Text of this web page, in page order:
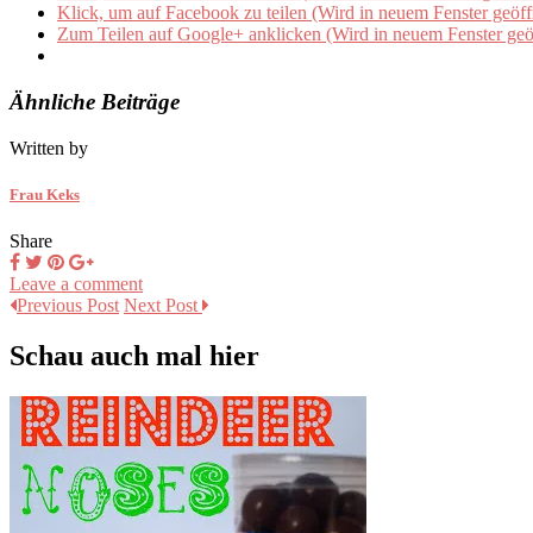
Klick, um auf Facebook zu teilen (Wird in neuem Fenster
Zum Teilen auf Google+ anklicken (Wird in neuem Fenster
Ähnliche Beiträge
Written by
Frau Keks
Share
Leave a comment
Previous Post Next Post
Schau auch mal hier